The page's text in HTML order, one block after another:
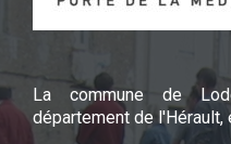
La commune de
département de l'Hérault,